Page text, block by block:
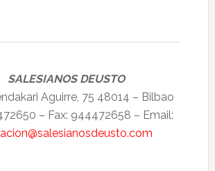
SALESIANOS DEUSTO
Aguirre, 75 48014 – Bilbao
– Fax: 944472658 – Email: